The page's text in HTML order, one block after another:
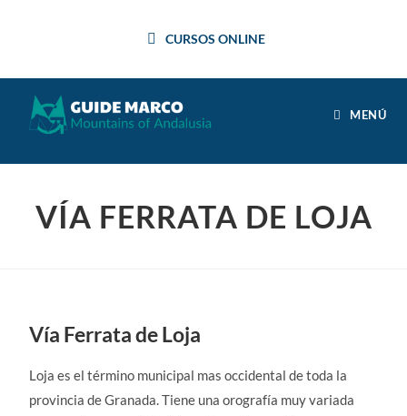
CURSOS ONLINE
MENÚ
VÍA FERRATA DE LOJA
Vía Ferrata de Loja
Loja es el término municipal mas occidental de toda la
provincia de Granada. Tiene una orografía muy variada